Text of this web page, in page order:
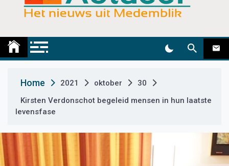
e
t
Medemblik Actueel
Home 2021 oktober
30
Kirsten Verdonschot begeleid mensen in hun laatste
levensfase